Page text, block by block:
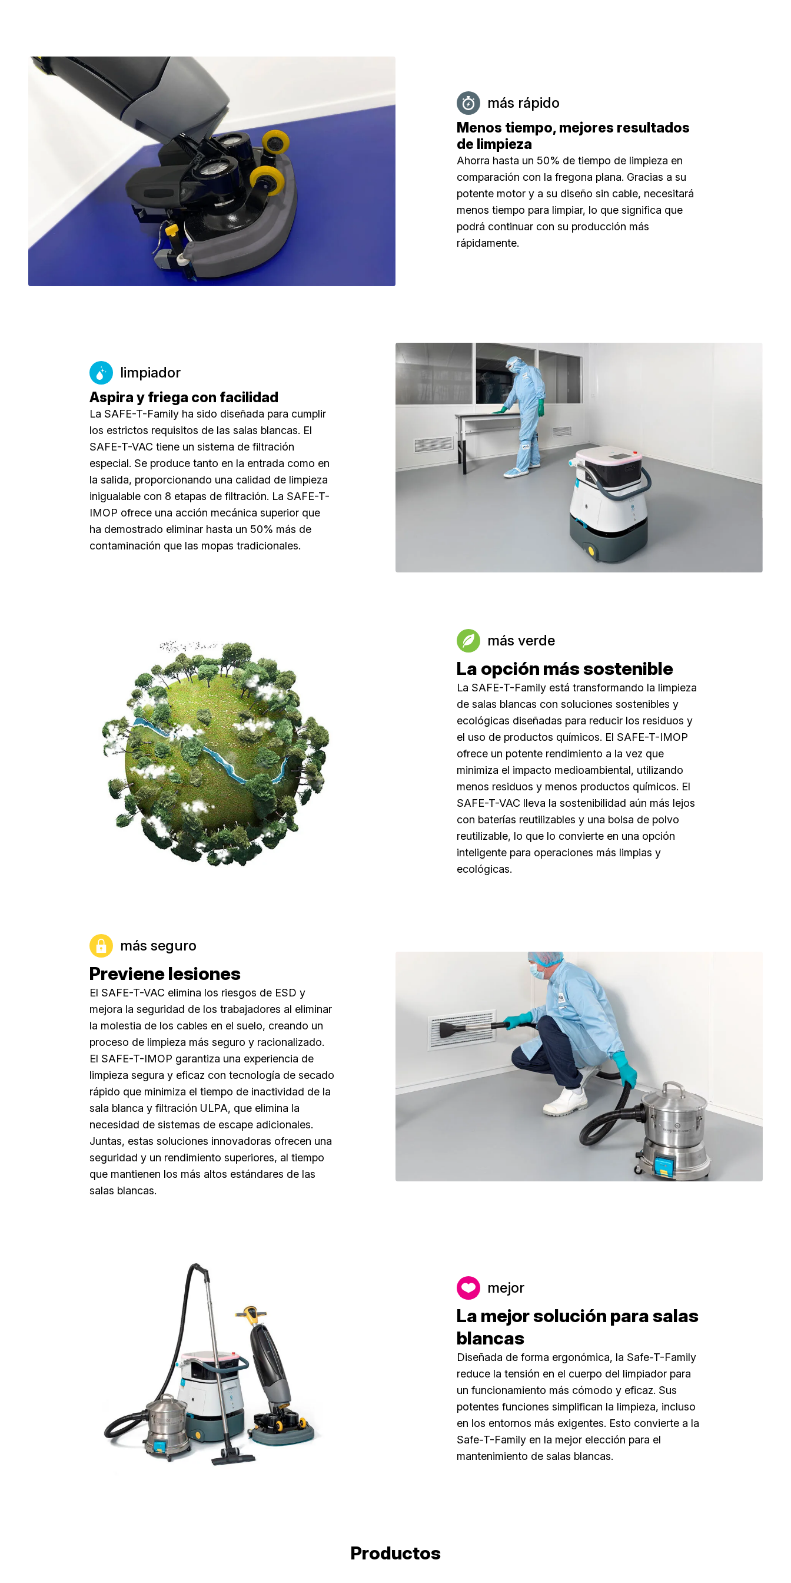
más rápido
Menos tiempo, mejores resultados
de limpieza
Ahorra hasta un 50% de tiempo de limpieza en
comparación con la fregona plana. Gracias a su
potente motor y a su diseño sin cable, necesitará
menos tiempo para limpiar, lo que significa que
podrá continuar con su producción más
rápidamente.
limpiador
Aspira y friega con facilidad
La SAFE-T-Family ha sido diseñada para cumplir
los estrictos requisitos de las salas blancas. El
SAFE-T-VAC tiene un sistema de filtración
especial. Se produce tanto en la entrada como en
la salida, proporcionando una calidad de limpieza
inigualable con 8 etapas de filtración. La SAFE-T-
IMOP ofrece una acción mecánica superior que
ha demostrado eliminar hasta un 50% más de
contaminación que las mopas tradicionales.
más verde
La opción más sostenible
La SAFE-T-Family está transformando la limpieza
de salas blancas con soluciones sostenibles y
ecológicas diseñadas para reducir los residuos y
el uso de productos químicos. El SAFE-T-IMOP
ofrece un potente rendimiento a la vez que
minimiza el impacto medioambiental, utilizando
menos residuos y menos productos químicos. El
SAFE-T-VAC lleva la sostenibilidad aún más lejos
con baterías reutilizables y una bolsa de polvo
reutilizable, lo que lo convierte en una opción
inteligente para operaciones más limpias y
ecológicas.
más seguro
Previene lesiones
El SAFE-T-VAC elimina los riesgos de ESD y
mejora la seguridad de los trabajadores al eliminar
la molestia de los cables en el suelo, creando un
proceso de limpieza más seguro y racionalizado.
El SAFE-T-IMOP garantiza una experiencia de
limpieza segura y eficaz con tecnología de secado
rápido que minimiza el tiempo de inactividad de la
sala blanca y filtración ULPA, que elimina la
necesidad de sistemas de escape adicionales.
Juntas, estas soluciones innovadoras ofrecen una
seguridad y un rendimiento superiores, al tiempo
que mantienen los más altos estándares de las
salas blancas.
mejor
La mejor solución para salas
blancas
Diseñada de forma ergonómica, la Safe-T-Family
reduce la tensión en el cuerpo del limpiador para
un funcionamiento más cómodo y eficaz. Sus
potentes funciones simplifican la limpieza, incluso
en los entornos más exigentes. Esto convierte a la
Safe-T-Family en la mejor elección para el
mantenimiento de salas blancas.
Productos